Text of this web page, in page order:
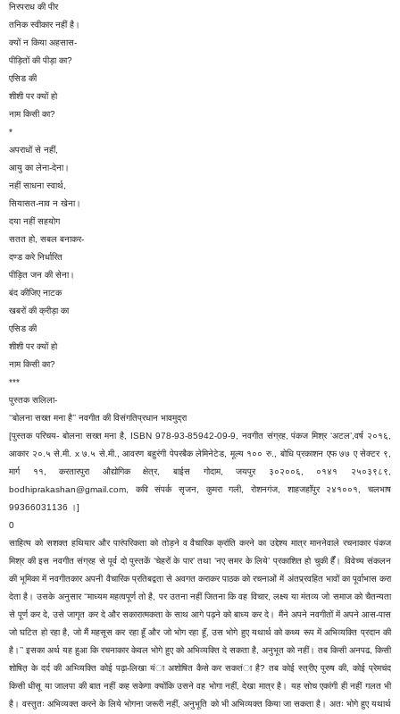
निरपराध की पीर
तनिक स्वीकार नहीं है।
क्यों न किया अहसास-
पीड़ितों की पीड़ा का?
एसिड की
शीशी पर क्यों हो
नाम किसी का?
*
अपराधों से नहीं,
आयु का लेना-देना।
नहीं साधना स्वार्थ,
सियासत-नाव न खेना।
दया नहीं सहयोग
सतत हो, सबल बनाकर-
दण्ड करे निर्धारित
पीड़ित जन की सेना।
बंद कीजिए नाटक
खबरों की क्रीड़ा का
एसिड की
शीशी पर क्यों हो
नाम किसी का?
***
पुस्तक सलिला-
‘‘बोलना सख्त मना है’’ नवगीत की विसंगतिप्रधान भावमुद्रा
[पुस्तक परिचय- बोलना सख्त मना है, ISBN 978-93-85942-09-9, नवगीत संग्रह, पंकज मिश्र ‘अटल’,वर्ष २०१६,
आकार २०.५ से.मी. x ७.५ से.मी., आवरण बहुरंगी पेपरबैक लेमिनेटेड, मूल्य १०० रु., बोधि प्रकाशन एफ ७७ ए सेक्टर ९,
मार्ग ११, करतारपुरा औद्योगिक क्षेत्र, बाईस गोदाम, जयपुर ३०२००६, ०१४१ २५०३९८९,
bodhiprakashan@gmail.com, कवि संपर्क सृजन, कुमरा गली, रोशनगंज, शाहजहाॅंपुर २४१००१, चलभाष
99366031136 ।]
0
साहित्य को सशक्त हथियार और पारंपरिकता को तोड़ने व वैचारिक क्रांति करने का उद्देश्य मात्र माननेवाले रचनाकार पंकज
मिश्र की इस नवगीत संग्रह से पूर्व दो पुस्तकें ‘चेहरों के पार’ तथा ‘नए समर के लिये’ प्रकाशित हो चुकी र्हैं। विवेच्य संकलन
की भूमिका में नवगीतकार अपनी वैचारिक प्रतिबद्वता से अवगत कराकर पाठक को रचनाओं में अंतप्र्रवहित भावों का पूर्वाभास करा
देता है। उसके अनुसार ‘‘माध्यम महत्वपूर्ण तो है, पर उतना नहीं जितना कि वह विचार, लक्ष्य या मंतव्य जो समाज को चैतन्यता
से पूर्ण कर दे, उसे जागृत कर दे और सकारात्मकता के साथ आगे पढ़ने को बाध्य कर दे। मैंने अपने नवगीतों में अपने आस-पास
जो घटित हो रहा है, जो मैं महसूस कर रहा हूॅं और जो भोग रहा हूॅं, उस भोगे हुए यथार्थ को कथ्य रूप में अभिव्यक्ति प्रदान की
है।’’ इसका अर्थ यह हुआ कि रचनाकार केवल भोगे हुए को अभिव्यक्ति दे सकता है, अनुभूत को नहीं। तब किसी अनपढ, किसी
शोषित़ के दर्द की अभ्व्यिक्ति कोई पढ़ा-लिखा यंा अशोषित कैसे कर सकतंा है? तब कोई स्त्रीए पुरुष की, कोई प्रेमचंद
किसी धीसू या जालपा की बात नहीं कह सकेगा क्योंकि उसने वह भोगा नहीं, देखा मात्र है। यह सोच एकांगी ही नहीं गलत भी
है। वस्तुतः अभिव्यक्त करने के लिये भोगना जरूरी नहीं, अनुभूति को भी अभिव्यक्त किया जा सकता है। अतः भोगे हुए यथार्थ